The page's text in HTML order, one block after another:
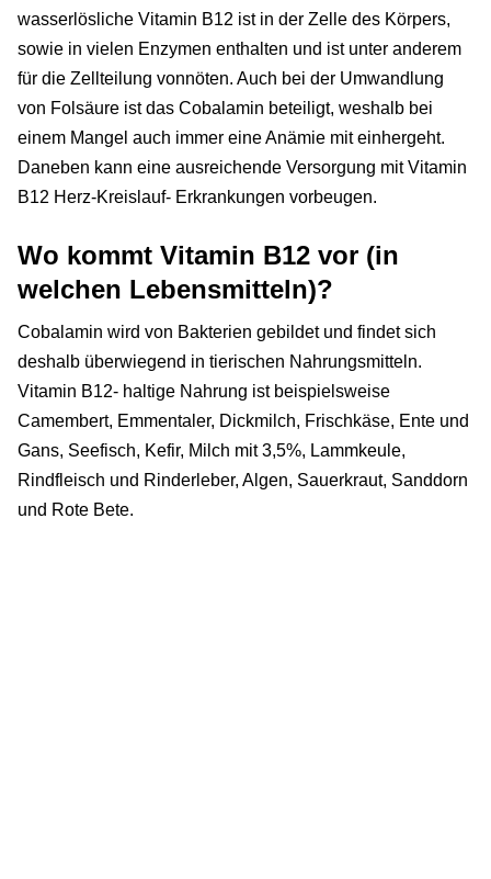
wasserlösliche Vitamin B12 ist in der Zelle des Körpers,
sowie in vielen Enzymen enthalten und ist unter anderem
für die Zellteilung vonnöten. Auch bei der Umwandlung
von Folsäure ist das Cobalamin beteiligt, weshalb bei
einem Mangel auch immer eine Anämie mit einhergeht.
Daneben kann eine ausreichende Versorgung mit Vitamin
B12 Herz-Kreislauf- Erkrankungen vorbeugen.
Wo kommt Vitamin B12 vor (in
welchen Lebensmitteln)?
Cobalamin wird von Bakterien gebildet und findet sich
deshalb überwiegend in tierischen Nahrungsmitteln.
Vitamin B12- haltige Nahrung ist beispielsweise
Camembert, Emmentaler, Dickmilch, Frischkäse, Ente und
Gans, Seefisch, Kefir, Milch mit 3,5%, Lammkeule,
Rindfleisch und Rinderleber, Algen, Sauerkraut, Sanddorn
und Rote Bete.